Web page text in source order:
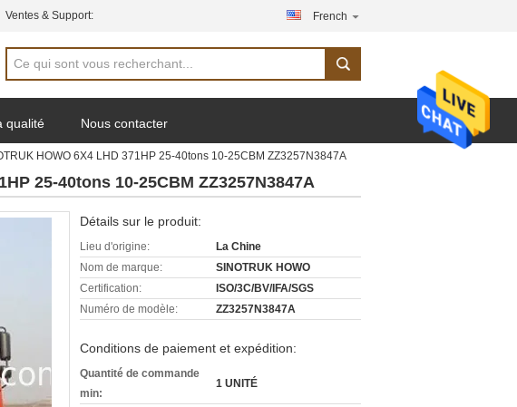
Ventes & Support: French
qualité Nous contacter
HOWO 6X4 LHD 371HP 25-40tons 10-25CBM ZZ3257N3847A
25-40tons 10-25CBM ZZ3257N3847A
Détails sur le produit:
Lieu d'origine:
La Chine
Nom de marque:
SINOTRUK HOWO
Certification:
ISO/3C/BV/IFA/SGS
Numéro de modèle:
ZZ3257N3847A
Conditions de paiement et expédition:
Quantité de commande
min:
1 UNITÉ